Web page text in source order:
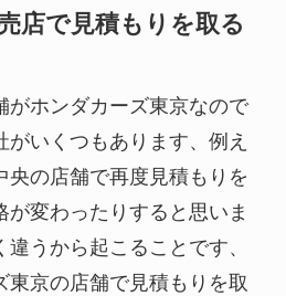
店で見積もりを取る
がホンダカーズ東京なので
いくつもあります、例え
央の店舗で再度見積もりを
変わったりすると思いま
うから起こることです、
東京の店舗で見積もりを取